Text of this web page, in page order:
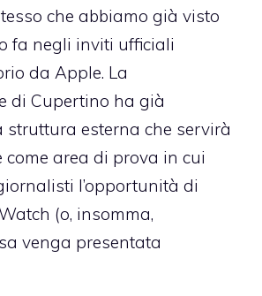
che abbiamo già visto
fa negli inviti ufficiali
da Apple. La
di Cupertino ha già
struttura esterna che servirà
come area di prova in cui
l’opportunità di
(o, insomma,
venga presentata